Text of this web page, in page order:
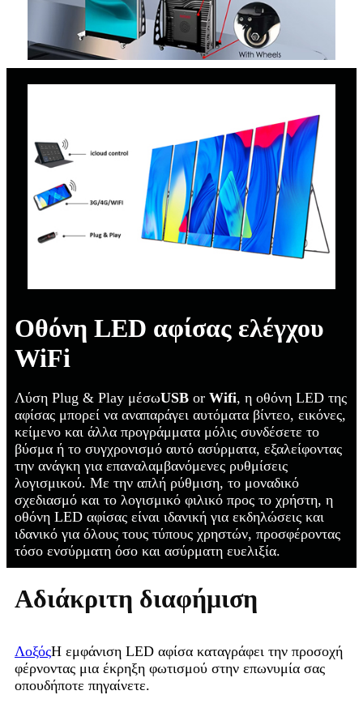
Οθόνη LED αφίσας ελέγχου
WiFi
Λύση Plug & Play μέσωUSB or Wifi, η οθόνη LED της
αφίσας μπορεί να αναπαράγει αυτόματα βίντεο, εικόνες,
κείμενο και άλλα προγράμματα μόλις συνδέσετε το
βύσμα ή το συγχρονισμό αυτό ασύρματα, εξαλείφοντας
την ανάγκη για επαναλαμβανόμενες ρυθμίσεις
λογισμικού. Με την απλή ρύθμιση, το μοναδικό
σχεδιασμό και το λογισμικό φιλικό προς το χρήστη, η
οθόνη LED αφίσας είναι ιδανική για εκδηλώσεις και
ιδανικό για όλους τους τύπους χρηστών, προσφέροντας
τόσο ενσύρματη όσο και ασύρματη ευελιξία.
Αδιάκριτη διαφήμιση
ΛοξόςΗ εμφάνιση LED αφίσα καταγράφει την προσοχή
φέρνοντας μια έκρηξη φωτισμού στην επωνυμία σας
οπουδήποτε πηγαίνετε.